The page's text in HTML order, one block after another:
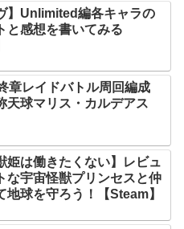
】Unlimited編各キャラの
と感想を書いてみる
章レイドバトル周回編成
天球マリス・カルデアス
姫は働きたくない】レビュ
な宇宙怪獣プリンセスと仲
地球を守ろう！【Steam】